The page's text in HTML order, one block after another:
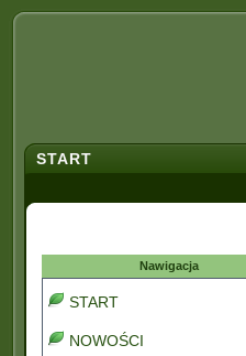
START
Nawigacja
START
NOWOŚCI